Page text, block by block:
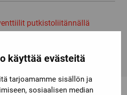
käyttää evästeitä
tarjoamamme sisällön ja
sosiaalisen median
putkistoliitännällä